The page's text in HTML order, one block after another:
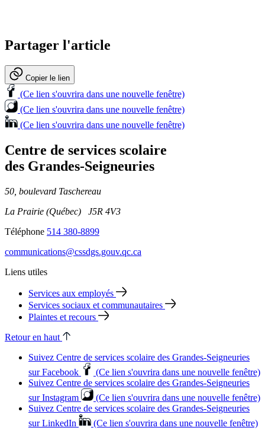
Partager l'article
Copier le lien
(Ce lien s'ouvrira dans une nouvelle fenêtre)
(Ce lien s'ouvrira dans une nouvelle fenêtre)
(Ce lien s'ouvrira dans une nouvelle fenêtre)
Centre de services scolaire
des Grandes‑Seigneuries
50, boulevard Taschereau
La Prairie (Québec) J5R 4V3
Téléphone 514 380-8899
communications@cssdgs.gouv.qc.ca
Liens utiles
Services aux employés
Services sociaux et communautaires
Plaintes et recours
Retour en haut
Suivez Centre de services scolaire des Grandes‑Seigneuries
sur Facebook
(Ce lien s'ouvrira dans une nouvelle fenêtre)
Suivez Centre de services scolaire des Grandes‑Seigneuries
sur Instagram
(Ce lien s'ouvrira dans une nouvelle fenêtre)
Suivez Centre de services scolaire des Grandes‑Seigneuries
sur LinkedIn
(Ce lien s'ouvrira dans une nouvelle fenêtre)